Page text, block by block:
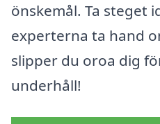
önskemål. Ta steget
experterna ta hand
slipper du oroa dig
underhåll!